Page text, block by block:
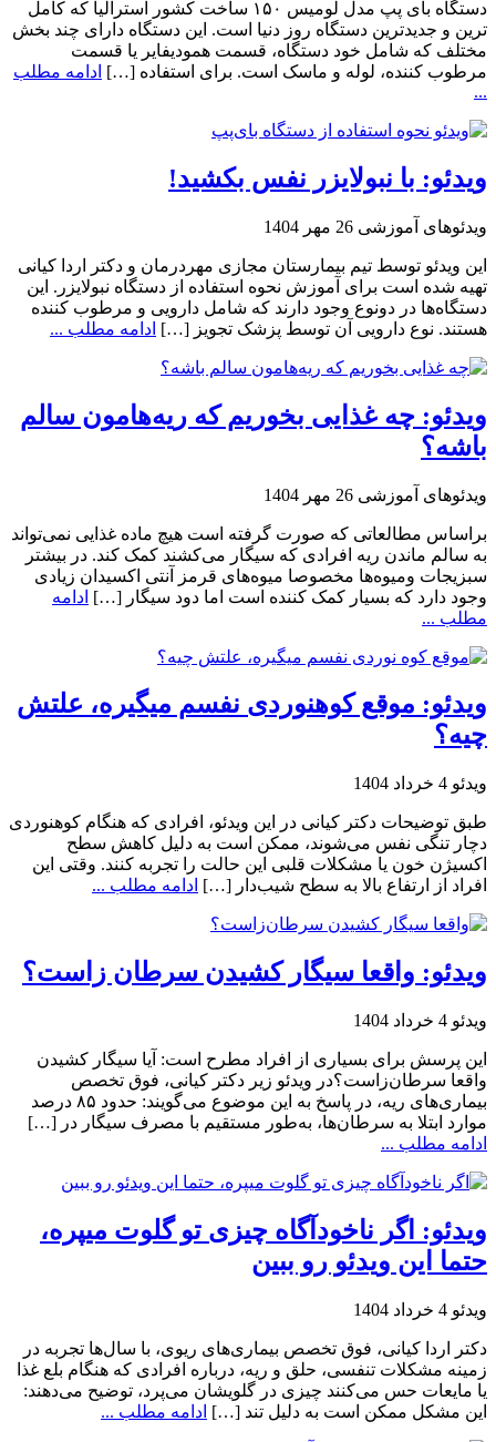
دستگاه بای پپ مدل لومیس ۱۵۰ ساخت کشور استرالیا که کامل
ترین و جدیدترین دستگاه روز دنیا است. این دستگاه دارای چند بخش
مختلف که شامل خود دستگاه، قسمت همودیفایر یا قسمت
مرطوب کننده، لوله و ماسک است. برای استفاده […] ادامه مطلب
...
ویدئو: با نبولایزر نفس بکشید!
ویدئوهای آموزشی 26 مهر 1404
این ویدئو توسط تیم بیمارستان مجازی مهردرمان و دکتر اردا کیانی
تهیه شده است برای آموزش نحوه استفاده از دستگاه نبولایزر. این
دستگاه‌ها در دونوع وجود دارند که شامل دارویی و مرطوب کننده
هستند. نوع دارویی آن توسط پزشک تجویز […] ادامه مطلب ...
ویدئو: چه غذایی بخوریم که ریه‌هامون سالم
باشه؟
ویدئوهای آموزشی 26 مهر 1404
براساس مطالعاتی که صورت گرفته است هیچ ماده غذایی نمی‌تواند
به سالم ماندن ریه افرادی که سیگار می‌کشند کمک کند. در بیشتر
سبزیجات ومیوه‌ها مخصوصا میوه‌های قرمز آنتی اکسیدان زیادی
وجود دارد که بسیار کمک کننده است اما دود سیگار […] ادامه
مطلب ...
ویدئو: موقع کوهنوردی نفسم میگیره، علتش
چیه؟
ویدئو 4 خرداد 1404
طبق توضیحات دکتر کیانی در این ویدئو، افرادی که هنگام کوهنوردی
دچار تنگی نفس می‌شوند، ممکن است به دلیل کاهش سطح
اکسیژن خون یا مشکلات قلبی این حالت را تجربه کنند. وقتی این
افراد از ارتفاع بالا به سطح شیب‌دار […] ادامه مطلب ...
ویدئو: واقعا سیگار کشیدن سرطان زاست؟
ویدئو 4 خرداد 1404
این پرسش برای بسیاری از افراد مطرح است: آیا سیگار کشیدن
واقعا سرطان‌زاست؟در ویدئو زیر دکتر کیانی، فوق تخصص
بیماری‌های ریه، در پاسخ به این موضوع می‌گویند: حدود ۸۵ درصد
موارد ابتلا به سرطان‌ها، به‌طور مستقیم با مصرف سیگار در […]
ادامه مطلب ...
ویدئو: اگر ناخودآگاه چیزی تو گلوت میپره،
حتما این ویدئو رو ببین
ویدئو 4 خرداد 1404
دکتر اردا کیانی، فوق تخصص بیماری‌های ریوی، با سال‌ها تجربه در
زمینه مشکلات تنفسی، حلق و ریه، درباره افرادی که هنگام بلع غذا
یا مایعات حس می‌کنند چیزی در گلویشان می‌پرد، توضیح می‌دهند:
این مشکل ممکن است به دلیل تند […] ادامه مطلب ...